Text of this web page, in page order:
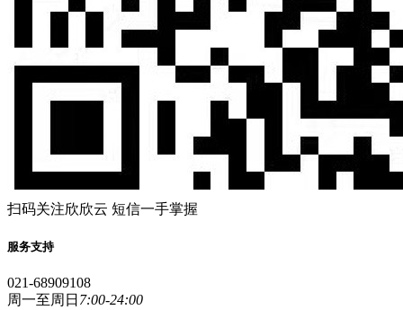
扫码关注欣欣云 短信一手掌握
服务支持
021-68909108
周一至周日 7:00-24:00